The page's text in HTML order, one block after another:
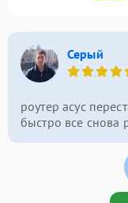
Серый
роутер асус
быстро все снова